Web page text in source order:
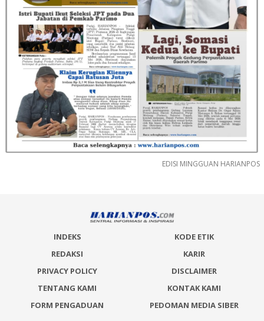
EDISI MINGGUAN HARIANPOS
INDEKS
KODE ETIK
REDAKSI
KARIR
PRIVACY POLICY
DISCLAIMER
TENTANG KAMI
KONTAK KAMI
FORM PENGADUAN
PEDOMAN MEDIA SIBER